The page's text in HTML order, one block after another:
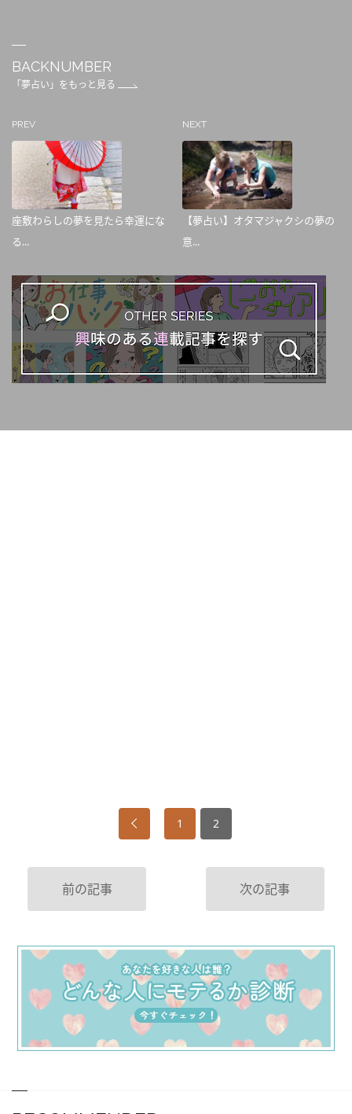
BACKNUMBER
「夢占い」をもっと見る
PREV
座敷わらしの夢を見たら幸運にな
る...
NEXT
【夢占い】オタマジャクシの夢の
意...
1 2
前の記事 次の記事